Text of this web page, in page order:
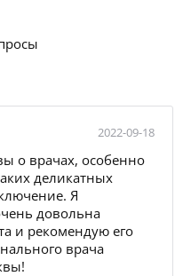
2022-09-18
о врачах, особенно
деликатных
Я
довольна
и рекомендую его
врача